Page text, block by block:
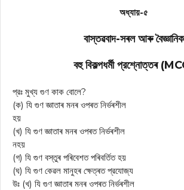
অধ্যায়-৫
বাস্তৱবাদ-সৰল আৰু বৈজ্ঞানিক
বহু বিকল্পধর্মী প্রশ্নোত্তৰ
প্রঃ মুখ্য গুণ কাক বোলে?
(ক) যি গুণ জ্ঞাতাৰ মনৰ ওপৰত নিৰ্ভৰশীল
হয়
(খ) যি গুণ জ্ঞাতাৰ মনৰ ওপৰত নিৰ্ভৰশীল
নহয়
(গ) যি গুণ বস্তুৰ পৰিবেশত পৰিবৰ্তিত হয়
(ঘ) যি গুণ কেৱল মানুহৰ ক্ষেত্ৰত প্রযোজ্য
উঃ (খ) যি গুণ জ্ঞাতাৰ মনৰ ওপৰত নিৰ্ভৰশীল